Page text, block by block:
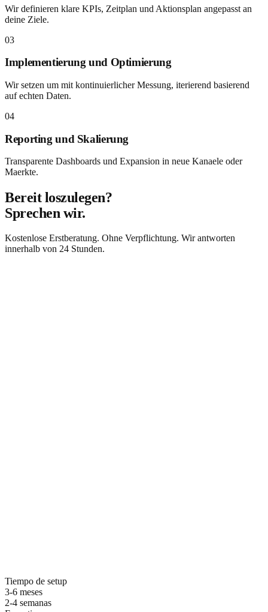
Wir definieren klare KPIs, Zeitplan und Aktionsplan angepasst an
deine Ziele.
03
Implementierung und Optimierung
Wir setzen um mit kontinuierlicher Messung, iterierend basierend
auf echten Daten.
04
Reporting und Skalierung
Transparente Dashboards und Expansion in neue Kanaele oder
Maerkte.
Bereit loszulegen?
Sprechen wir.
Kostenlose Erstberatung. Ohne Verpflichtung. Wir antworten
innerhalb von 24 Stunden.
Tiempo de setup
3-6 meses
2-4 semanas